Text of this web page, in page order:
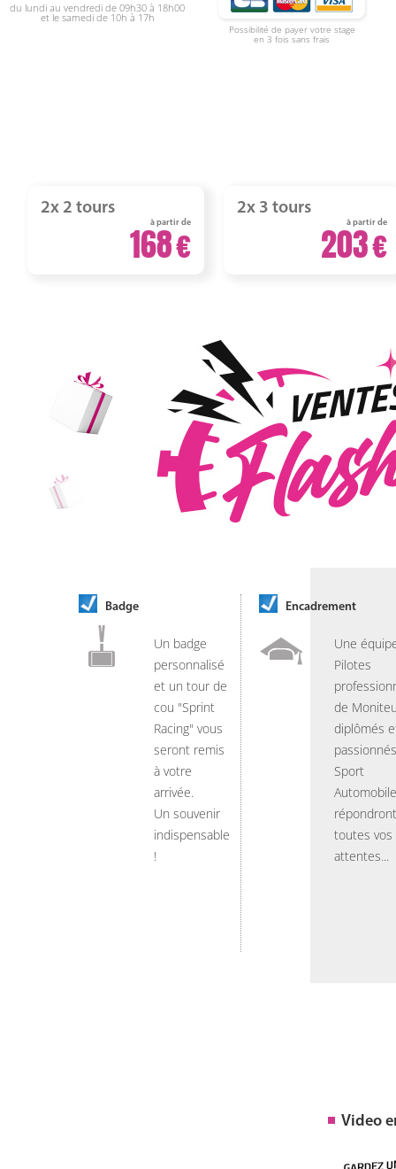
du lundi au vendredi de 09h30 à 18h00
et le samedi de 10h à 17h
Possibilité de payer votre stage
en 3 fois sans frais
2x 2 tours
à partir de
168
2x 3 tours
à partir de
203
Badge
Un badge
personnalisé
et un tour de
cou "Sprint
Racing" vous
seront remis
à votre
arrivée.
Un souvenir
indispensable
!
Encadrement
Une
Pilotes
de
diplômés
Sport
Automobile
toutes vos
attentes...
Video